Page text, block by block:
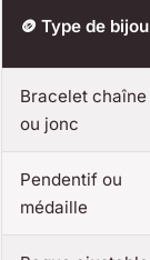
🪙 Type de bijou
Bracelet chaîne
ou jonc
Pendentif ou
médaille